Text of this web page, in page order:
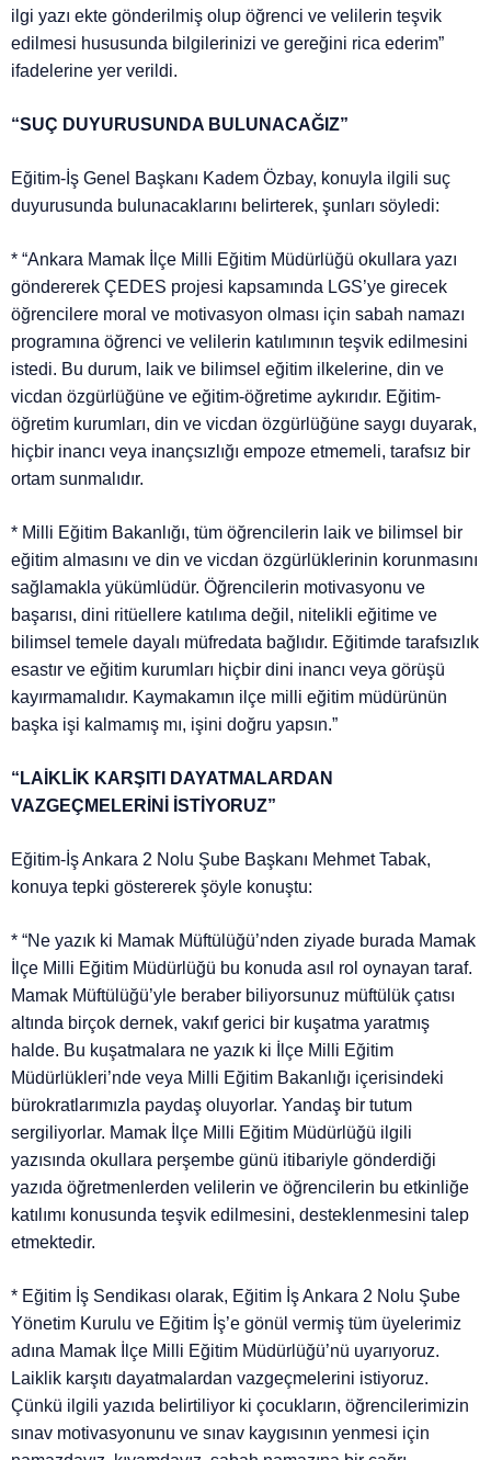
ilgi yazı ekte gönderilmiş olup öğrenci ve velilerin teşvik
edilmesi hususunda bilgilerinizi ve gereğini rica ederim”
ifadelerine yer verildi.
“SUÇ DUYURUSUNDA BULUNACAĞIZ”
Eğitim-İş Genel Başkanı Kadem Özbay, konuyla ilgili suç
duyurusunda bulunacaklarını belirterek, şunları söyledi:
* “Ankara Mamak İlçe Milli Eğitim Müdürlüğü okullara yazı
göndererek ÇEDES projesi kapsamında LGS’ye girecek
öğrencilere moral ve motivasyon olması için sabah namazı
programına öğrenci ve velilerin katılımının teşvik edilmesini
istedi. Bu durum, laik ve bilimsel eğitim ilkelerine, din ve
vicdan özgürlüğüne ve eğitim-öğretime aykırıdır. Eğitim-
öğretim kurumları, din ve vicdan özgürlüğüne saygı duyarak,
hiçbir inancı veya inançsızlığı empoze etmemeli, tarafsız bir
ortam sunmalıdır.
* Milli Eğitim Bakanlığı, tüm öğrencilerin laik ve bilimsel bir
eğitim almasını ve din ve vicdan özgürlüklerinin korunmasını
sağlamakla yükümlüdür. Öğrencilerin motivasyonu ve
başarısı, dini ritüellere katılıma değil, nitelikli eğitime ve
bilimsel temele dayalı müfredata bağlıdır. Eğitimde tarafsızlık
esastır ve eğitim kurumları hiçbir dini inancı veya görüşü
kayırmamalıdır. Kaymakamın ilçe milli eğitim müdürünün
başka işi kalmamış mı, işini doğru yapsın.”
“LAİKLİK KARŞITI DAYATMALARDAN
VAZGEÇMELERİNİ İSTİYORUZ”
Eğitim-İş Ankara 2 Nolu Şube Başkanı Mehmet Tabak,
konuya tepki göstererek şöyle konuştu:
* “Ne yazık ki Mamak Müftülüğü’nden ziyade burada Mamak
İlçe Milli Eğitim Müdürlüğü bu konuda asıl rol oynayan taraf.
Mamak Müftülüğü’yle beraber biliyorsunuz müftülük çatısı
altında birçok dernek, vakıf gerici bir kuşatma yaratmış
halde. Bu kuşatmalara ne yazık ki İlçe Milli Eğitim
Müdürlükleri’nde veya Milli Eğitim Bakanlığı içerisindeki
bürokratlarımızla paydaş oluyorlar. Yandaş bir tutum
sergiliyorlar. Mamak İlçe Milli Eğitim Müdürlüğü ilgili
yazısında okullara perşembe günü itibariyle gönderdiği
yazıda öğretmenlerden velilerin ve öğrencilerin bu etkinliğe
katılımı konusunda teşvik edilmesini, desteklenmesini talep
etmektedir.
* Eğitim İş Sendikası olarak, Eğitim İş Ankara 2 Nolu Şube
Yönetim Kurulu ve Eğitim İş’e gönül vermiş tüm üyelerimiz
adına Mamak İlçe Milli Eğitim Müdürlüğü’nü uyarıyoruz.
Laiklik karşıtı dayatmalardan vazgeçmelerini istiyoruz.
Çünkü ilgili yazıda belirtiliyor ki çocukların, öğrencilerimizin
sınav motivasyonunu ve sınav kaygısının yenmesi için